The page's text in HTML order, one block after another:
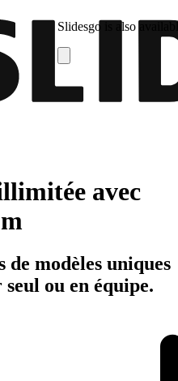
Slidesgo is also
avec
de modèles uniques
ou en équipe.